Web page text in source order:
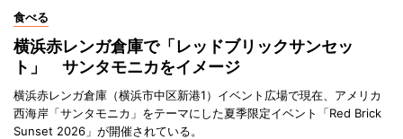
食べる
横浜赤レンガ倉庫で「レッドブリックサンセッ
ト」 サンタモニカをイメージ
横浜赤レンガ倉庫（横浜市中区新港1）イベント広場で現在、アメリカ
西海岸「サンタモニカ」をテーマにした夏季限定イベント「Red Brick
Sunset 2026」が開催されている。